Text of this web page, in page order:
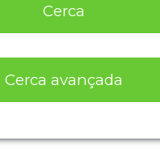
Cerca
Cerca avançada